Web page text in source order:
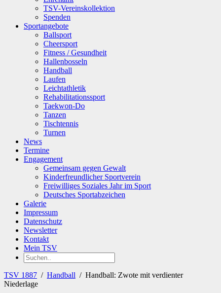
TSV-Vereinskollektion
Spenden
Sportangebote
Ballsport
Cheersport
Fitness / Gesundheit
Hallenbosseln
Handball
Laufen
Leichtathletik
Rehabilitationssport
Taekwon-Do
Tanzen
Tischtennis
Turnen
News
Termine
Engagement
Gemeinsam gegen Gewalt
Kinderfreundlicher Sportverein
Freiwilliges Soziales Jahr im Sport
Deutsches Sportabzeichen
Galerie
Impressum
Datenschutz
Newsletter
Kontakt
Mein TSV
TSV 1887 / Handball / Handball: Zwote mit verdienter
Niederlage